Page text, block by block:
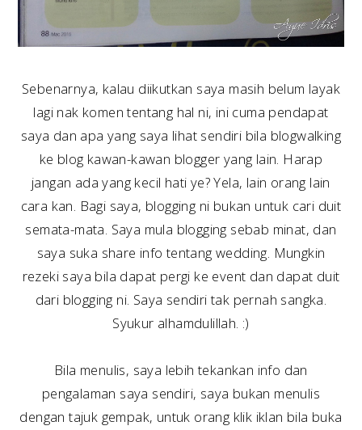
Sebenarnya, kalau diikutkan saya masih belum layak
lagi nak komen tentang hal ni, ini cuma pendapat
saya dan apa yang saya lihat sendiri bila blogwalking
ke blog kawan-kawan blogger yang lain. Harap
jangan ada yang kecil hati ye? Yela, lain orang lain
cara kan. Bagi saya, blogging ni bukan untuk cari duit
semata-mata. Saya mula blogging sebab minat, dan
saya suka share info tentang wedding. Mungkin
rezeki saya bila dapat pergi ke event dan dapat duit
dari blogging ni. Saya sendiri tak pernah sangka.
Syukur alhamdulillah. :)
Bila menulis, saya lebih tekankan info dan
pengalaman saya sendiri, saya bukan menulis
dengan tajuk gempak, untuk orang klik iklan bila buka